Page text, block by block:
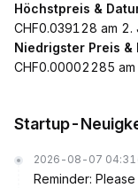
Höchstpreis &
CHF0.039128 am
Niedrigster Preis &
CHF0.00002285
Startup-
2026-08-07 04:31
Reminder: